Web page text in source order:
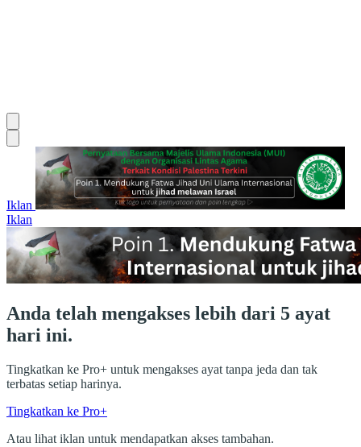
Iklan
Iklan
Anda telah mengakses lebih dari 5 ayat
hari ini.
Tingkatkan ke Pro+ untuk mengakses ayat tanpa jeda dan tak
terbatas setiap harinya.
Tingkatkan ke Pro+
Atau lihat iklan untuk mendapatkan akses tambahan.